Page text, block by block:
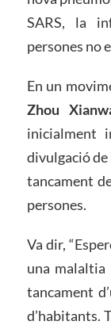
SARS, la
persones no
En un
Zhou
inicialment
divulgació
tancament
persones.
Va dir,
una
tancament
d’habitants.